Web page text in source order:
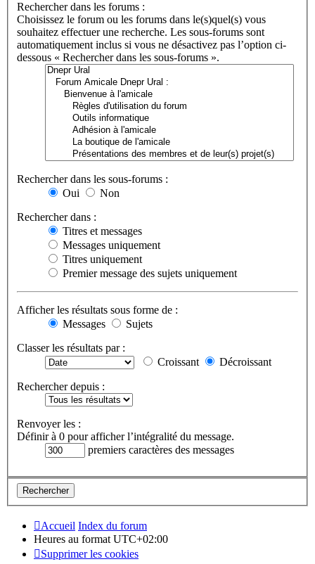
Rechercher dans les forums :
Choisissez le forum ou les forums dans le(s)quel(s) vous
souhaitez effectuer une recherche. Les sous-forums sont
automatiquement inclus si vous ne désactivez pas l’option ci-
dessous « Rechercher dans les sous-forums ».
Rechercher dans les sous-forums :
Oui
Non
Rechercher dans :
Titres et messages
Messages uniquement
Titres uniquement
Premier message des sujets uniquement
Afficher les résultats sous forme de :
Messages
Sujets
Classer les résultats par :
Croissant
Décroissant
Rechercher depuis :
Renvoyer les :
Définir à 0 pour afficher l’intégralité du message.
premiers caractères des messages
Accueil Index du forum
Heures au format UTC+02:00
Supprimer les cookies